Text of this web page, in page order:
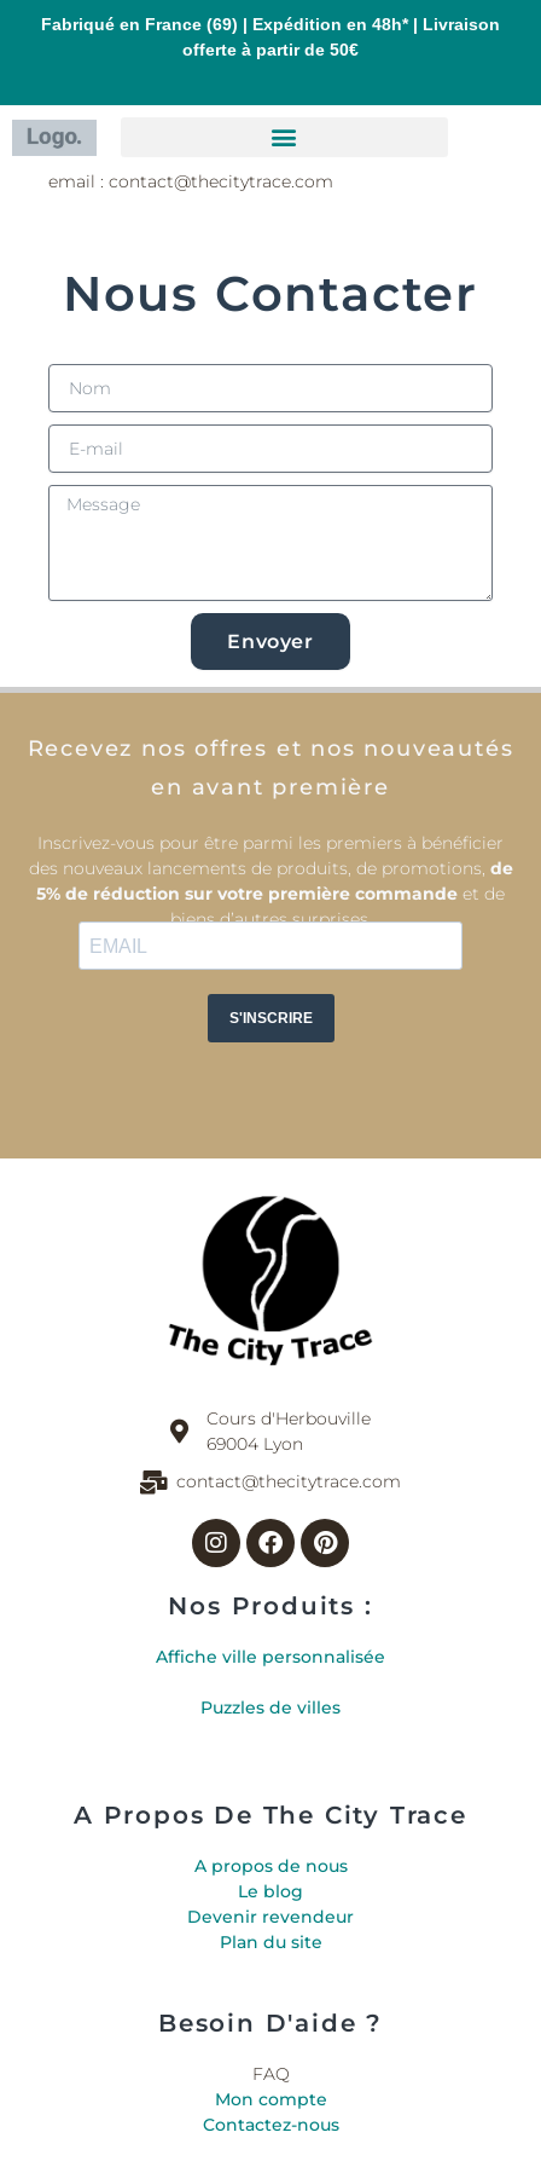
AllerFabriqué en France (69) | Expédition en 48h* | Livraison
offerte à partir de 50€
Nous Contacter
Envoyer
email : contact@thecitytrace.com
Recevez nos offres et nos nouveautés
en avant première
Inscrivez-vous pour être parmi les premiers à bénéficier
des nouveaux lancements de produits, de promotions, de
5% de réduction sur votre première commande et de
biens d’autres surprises.
Cours d'Herbouville
69004 Lyon
contact@thecitytrace.com
Instagram
Facebook
Pinterest
Nos Produits :
Affiche ville personnalisée
Puzzles de villes
A Propos De The City Trace
A propos de nous
Le blog
Devenir revendeur
Plan du site
Besoin D'aide ?
FAQ
Mon compte
Contactez-nous